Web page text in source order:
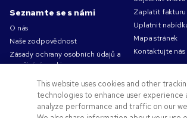
Seznamte se s námi
O nás
Naše zodpovědnost
Zásady ochrany osobních údajů a
používání cookies
Podmínky použití
Obchodní podmínky
Volná pracovní místa v Pens.com
Zaplatit fakturu
Uplatnit
Mapa stránek
Kontaktujte nás
This website uses cookies and other
technologies to enhance user experience
analyze performance and traffic on our